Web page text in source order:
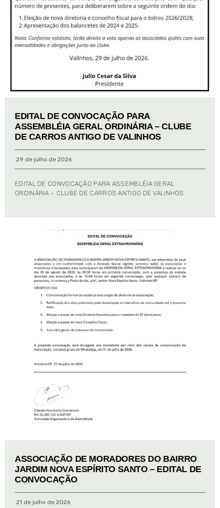
EDITAL DE CONVOCAÇÃO PARA
ASSEMBLÉIA GERAL ORDINÁRIA – CLUBE
DE CARROS ANTIGO DE VALINHOS
29 de julho de 2026
EDITAL DE CONVOCAÇÃO PARA ASSEMBLÉIA GERAL
ORDINÁRIA – CLUBE DE CARROS ANTIGO DE VALINHOS
ASSOCIAÇÃO DE MORADORES DO BAIRRO
JARDIM NOVA ESPÍRITO SANTO – EDITAL DE
CONVOCAÇÃO
21 de julho de 2026